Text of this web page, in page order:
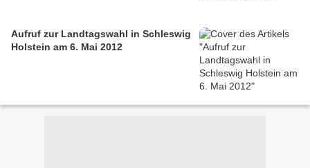
Aufruf zur Landtagswahl in Schleswig
Holstein am 6. Mai 2012